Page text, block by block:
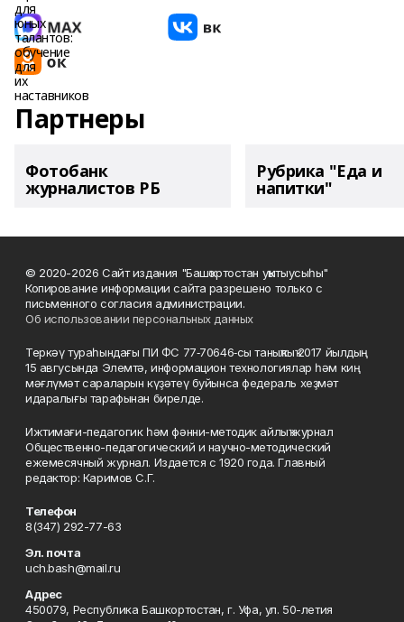
Партнеры
Фотобанк
журналистов РБ
Рубрика "Еда и
напитки"
© 2020-2026 Сайт издания "Башҡортостан уҡытыусыһы"
Копирование информации сайта разрешено только с
письменного согласия администрации.
Об использовании персональных данных
Теркәү тураһындағы ПИ ФС 77‑70646‑сы таныҡлыҡ 2017 йылдың
15 авгусында Элемтә, информацион технологиялар һәм киң
мәғлүмәт сараларын күҙәтеү буйынса федераль хеҙмәт
идаралығы тарафынан бирелде.
Ижтимағи-педагогик һәм фәнни-методик айлыҡ журнал
Общественно-педагогический и научно-методический
ежемесячный журнал. Издается с 1920 года. Главный
редактор: Каримов С.Г.
Телефон
8(347) 292-77-63
Эл. почта
uch.bash@mail.ru
Адрес
450079, Республика Башкортостан, г. Уфа, ул. 50-летия